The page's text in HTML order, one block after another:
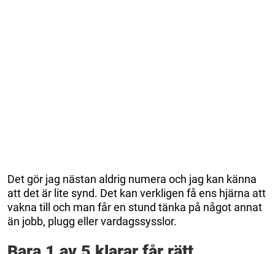
Det gör jag nästan aldrig numera och jag kan känna
att det är lite synd. Det kan verkligen få ens hjärna att
vakna till och man får en stund tänka på något annat
än jobb, plugg eller vardagssysslor.